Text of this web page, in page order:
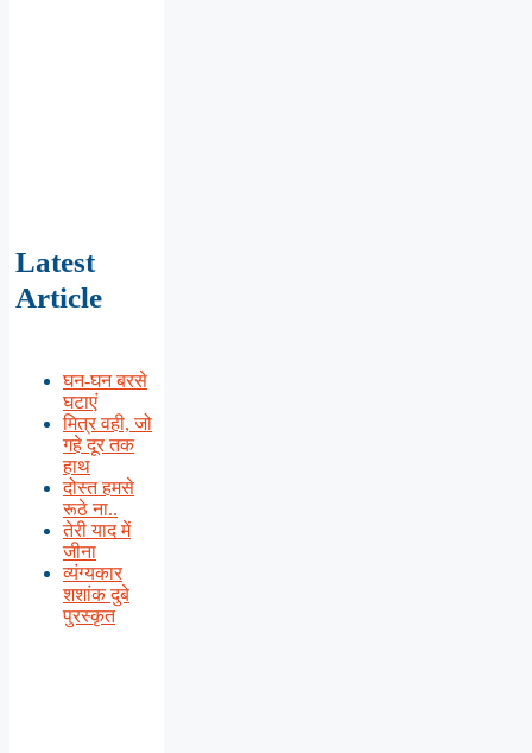
Latest
Article
घन-घन बरसे
घटाएं
मित्र वही, जो
गहे दूर तक
हाथ
दोस्त हमसे
रूठे ना..
तेरी याद में
जीना
व्यंग्यकार
शशांक दुबे
पुरस्कृत